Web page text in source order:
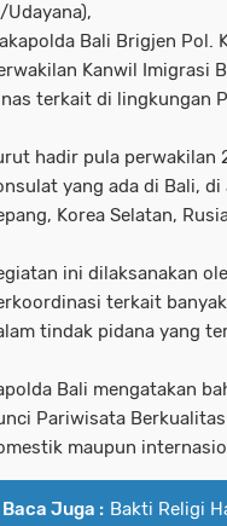
Udayana),
Bali Brigjen Pol.
Kanwil Imigrasi
terkait di lingkungan
hadir pula perwakilan
yang ada di Bali,
Korea Selatan,
ini dilaksanakan
terkait
tindak pidana yang
Bali mengatakan
Pariwisata
maupun
Baca Juga : Bakti Religi